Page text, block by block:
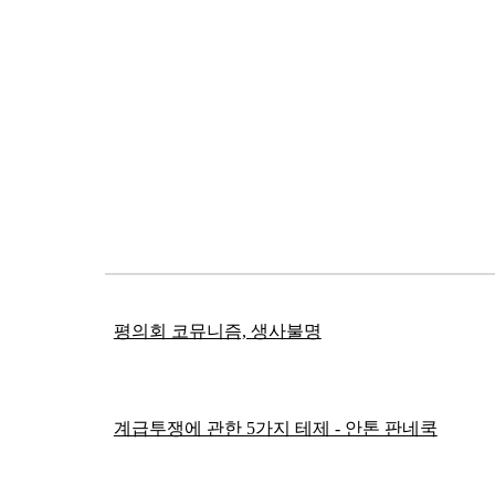
평의회 코뮤니즘, 생사불명
계급투쟁에 관한 5가지 테제 - 안톤 판네쿡